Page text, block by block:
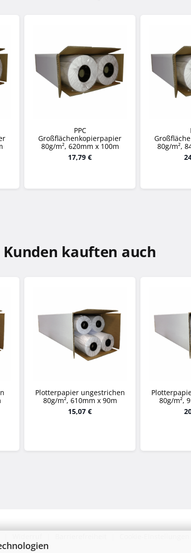
PPC
Großflächenkopierpapier
80g/m², 620mm x 100m
17,79 €
80g/m²,
Kunden kauften auch
Plotterpapier ungestrichen
80g/m², 610mm x 90m
15,07 €
80g/m²,